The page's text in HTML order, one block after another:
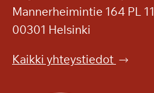
Mannerheimintie 164 PL 11
00301 Helsinki
Kaikki yhteystiedot